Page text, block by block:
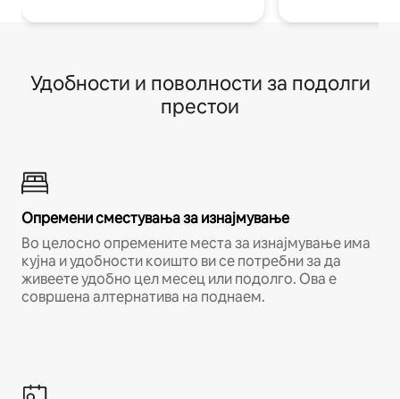
Удобности и поволности за подолги
престои
Опремени сместувања за изнајмување
Во целосно опремените места за изнајмување има
кујна и удобности коишто ви се потребни за да
живеете удобно цел месец или подолго. Ова е
совршена алтернатива на поднаем.